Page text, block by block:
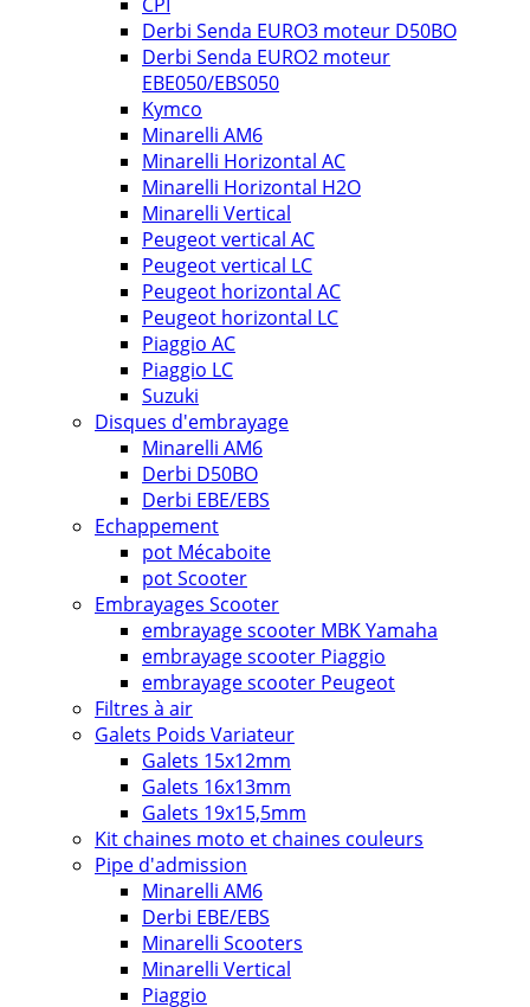
Derbi Senda EURO3 moteur D50BO
Derbi Senda EURO2 moteur
EBE050/EBS050
Kymco
Minarelli AM6
Minarelli Horizontal AC
Minarelli Horizontal H2O
Minarelli Vertical
Peugeot vertical AC
Peugeot vertical LC
Peugeot horizontal AC
Peugeot horizontal LC
Piaggio AC
Piaggio LC
Suzuki
Disques d'embrayage
Minarelli AM6
Derbi D50BO
Derbi EBE/EBS
Echappement
pot Mécaboite
pot Scooter
Embrayages Scooter
embrayage scooter MBK Yamaha
embrayage scooter Piaggio
embrayage scooter Peugeot
Filtres à air
Galets Poids Variateur
Galets 15x12mm
Galets 16x13mm
Galets 19x15,5mm
Kit chaines moto et chaines couleurs
Pipe d'admission
Minarelli AM6
Derbi EBE/EBS
Minarelli Scooters
Minarelli Vertical
Piaggio